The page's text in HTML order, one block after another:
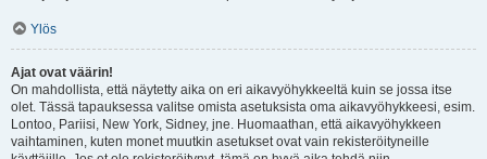
Ylös
Ajat ovat väärin!
On mahdollista, että näytetty aika on eri aikavyöhykkeeltä kuin se jossa itse
olet. Tässä tapauksessa valitse omista asetuksista oma aikavyöhykkeesi, esim.
Lontoo, Pariisi, New York, Sidney, jne. Huomaathan, että aikavyöhykkeen
vaihtaminen, kuten monet muutkin asetukset ovat vain rekisteröityneille